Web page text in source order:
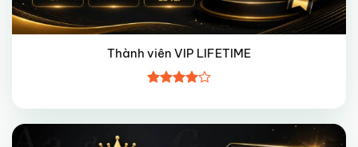
Thành viên VIP LIFETIME
xếp hạng
45 sao
Giảm giá!